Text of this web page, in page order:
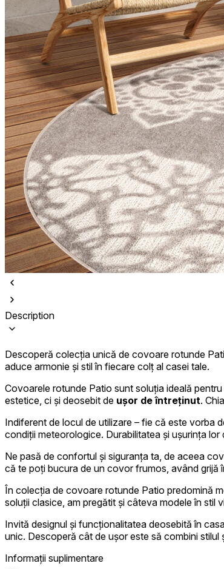
Description
Descoperă colecția unică de covoare rotunde
aduce armonie și stil în fiecare colț al casei tale.
Covoarele rotunde Patio sunt soluția ideală
estetice, ci și deosebit de ușor de întreținut.
Indiferent de locul de utilizare – fie că este vorba
condiții meteorologice. Durabilitatea și ușurința
Ne pasă de confortul și siguranța ta, de aceea
că te poți bucura de un covor frumos, având grijă
În colecția de covoare rotunde Patio predomină
soluții clasice, am pregătit și câteva modele în stil
Invită designul și funcționalitatea deosebită în
unic. Descoperă cât de ușor este să combini
Informații suplimentare
combina aceste
Necesare
stochează date
Preferințe
Cookie-urile
Cookie-urile
informațiilor